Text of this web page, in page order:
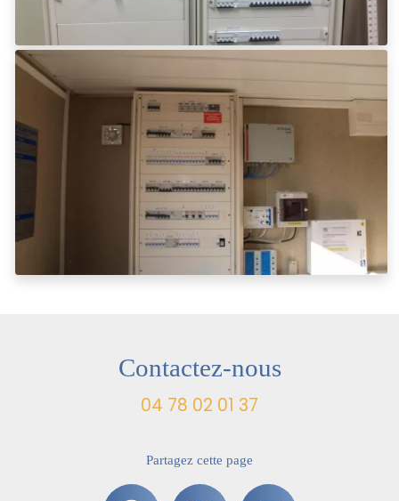
Contactez-nous
04 78 02 01 37
Partagez cette page
Facebook